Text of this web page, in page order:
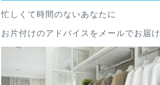
忙しくて時間のないあなたに
お片付けのアドバイスをメールでお届け